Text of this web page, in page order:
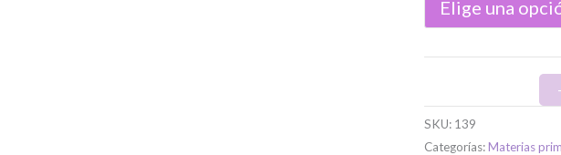
-
SKU: 139
Categorías:Materias